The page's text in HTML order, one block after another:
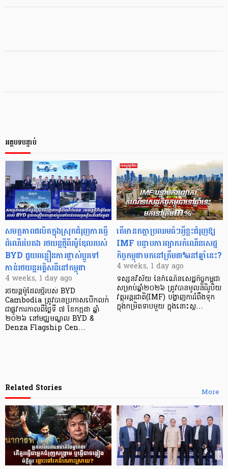
អត្ថបទបន្ទាប់
សមត្ថភាពផលិតក្នុងស្រុកជំរុញការធ្វើ
ដំណើរបៃតង រថយន្តថ្មីពីរម៉ូឌែលរបស់
BYD ជួយពន្លឿនការផ្លាស់ប្តូរទៅ
កាន់រថយន្តអគ្គិសនីនៅកម្ពុជា
4 weeks, 1 day ago
រថយន្តម៉ូដែលថ្មីរបស់ BYD
Cambodia ត្រូវបានប្រកាសបើកលក់
ជាផ្លូវការកាលពីថ្ងៃទី ៧ ខែកក្កដា ឆ្នាំ
២០២៦ នៅមជ្ឈមណ្ឌល BYD &
Denza Flagship Cen…
តើមានកត្តាប្រឈមធំៗអ្វីខ្លះជំរុញឱ្យ
IMF បន្ទាបការព្យាករកំណើនសេដ្ឋ
កិច្ចកម្ពុជាមកនៅត្រឹម៣%នៅឆ្នាំនេះ?
4 weeks, 1 day ago
ទស្សនវិស័យ នៃកំណើនសេដ្ឋកិច្ចកម្ពុជា
សម្រាប់ឆ្នាំ២០២៦ ត្រូវបានមូលនិធិរូបិយ
វត្ថុអន្តរជាតិ(IMF) បង្ហាញការរំពឹងទុក
ក្នុងកម្រិតទាបមួយ ក្នុងនោះស្ថ…
More
Related Stories